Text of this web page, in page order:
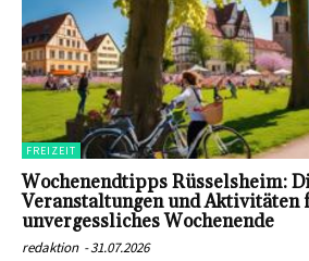
FREIZEIT
Wochenendtipps Rüsselsheim:
Veranstaltungen und Aktivitäten
unvergessliches Wochenende
redaktion -31.07.2026